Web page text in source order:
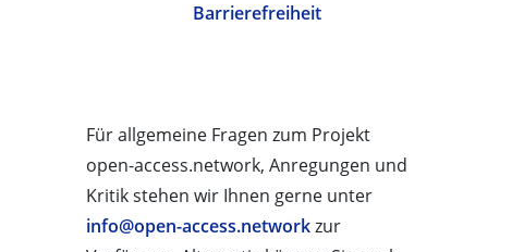
Barrierefreiheit
Für allgemeine Fragen zum Projekt
open-access.network, Anregungen und
Kritik stehen wir Ihnen gerne unter
info@open-access.networkzur